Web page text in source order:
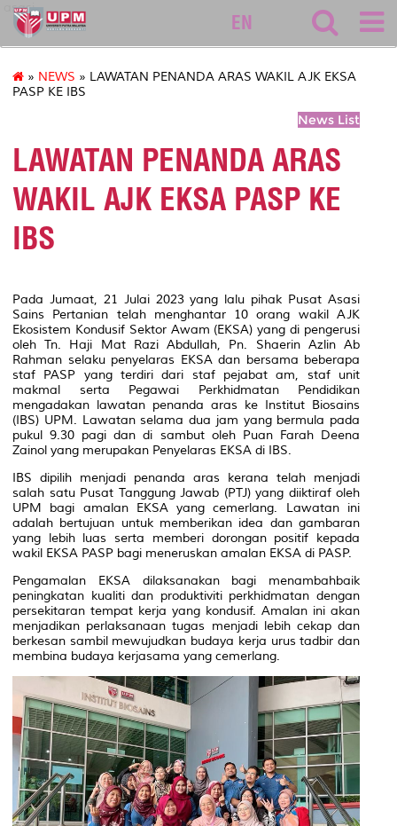
asasi
EN
» NEWS » LAWATAN PENANDA ARAS WAKIL AJK EKSA
PASP KE IBS
News List
LAWATAN PENANDA ARAS
WAKIL AJK EKSA PASP KE
IBS
Pada Jumaat, 21 Julai 2023 yang lalu pihak Pusat Asasi
Sains Pertanian telah menghantar 10 orang wakil AJK
Ekosistem Kondusif Sektor Awam (EKSA) yang di pengerusi
oleh Tn. Haji Mat Razi Abdullah, Pn. Shaerin Azlin Ab
Rahman selaku penyelaras EKSA dan bersama beberapa
staf PASP yang terdiri dari staf pejabat am, staf unit
makmal serta Pegawai Perkhidmatan Pendidikan
mengadakan lawatan penanda aras ke Institut Biosains
(IBS) UPM. Lawatan selama dua jam yang bermula pada
pukul 9.30 pagi dan di sambut oleh Puan Farah Deena
Zainol yang merupakan Penyelaras EKSA di IBS.
IBS dipilih menjadi penanda aras kerana telah menjadi
salah satu Pusat Tanggung Jawab (PTJ) yang diiktiraf oleh
UPM bagi amalan EKSA yang cemerlang. Lawatan ini
adalah bertujuan untuk memberikan idea dan gambaran
yang lebih luas serta memberi dorongan positif kepada
wakil EKSA PASP bagi meneruskan amalan EKSA di PASP.
Pengamalan EKSA dilaksanakan bagi menambahbaik
peningkatan kualiti dan produktiviti perkhidmatan dengan
persekitaran tempat kerja yang kondusif. Amalan ini akan
menjadikan perlaksanaan tugas menjadi lebih cekap dan
berkesan sambil mewujudkan budaya kerja urus tadbir dan
membina budaya kerjasama yang cemerlang.